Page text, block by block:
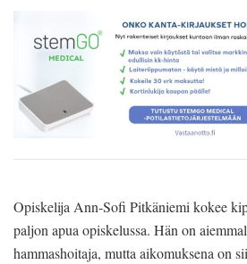
Opiskelija Ann-Sofi Pitkäniemi kokee
paljon apua opiskelussa. Hän on
hammashoitaja, mutta aikomuksena on